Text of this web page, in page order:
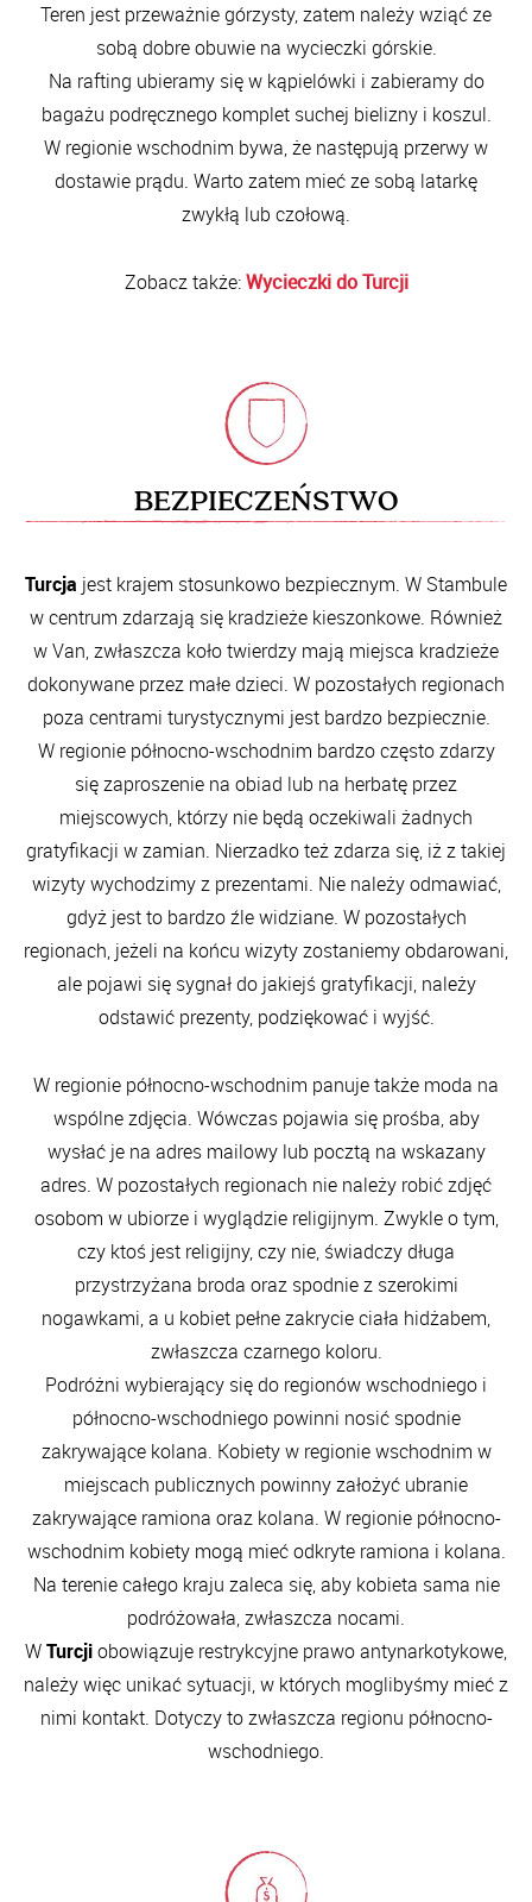
Teren jest przeważnie górzysty, zatem należy wziąć ze
sobą dobre obuwie na wycieczki górskie.
Na rafting ubieramy się w kąpielówki i zabieramy do
bagażu podręcznego komplet suchej bielizny i koszul.
W regionie wschodnim bywa, że następują przerwy w
dostawie prądu. Warto zatem mieć ze sobą latarkę
zwykłą lub czołową.
Zobacz także:Wycieczki do Turcji
BEZPIECZEŃSTWO
Turcja jest krajem stosunkowo bezpiecznym. W Stambule
w centrum zdarzają się kradzieże kieszonkowe. Również
w Van, zwłaszcza koło twierdzy mają miejsca kradzieże
dokonywane przez małe dzieci. W pozostałych regionach
poza centrami turystycznymi jest bardzo bezpiecznie.
W regionie północno-wschodnim bardzo często zdarzy
się zaproszenie na obiad lub na herbatę przez
miejscowych, którzy nie będą oczekiwali żadnych
gratyfikacji w zamian. Nierzadko też zdarza się, iż z takiej
wizyty wychodzimy z prezentami. Nie należy odmawiać,
gdyż jest to bardzo źle widziane. W pozostałych
regionach, jeżeli na końcu wizyty zostaniemy obdarowani,
ale pojawi się sygnał do jakiejś gratyfikacji, należy
odstawić prezenty, podziękować i wyjść.
W regionie północno-wschodnim panuje także moda na
wspólne zdjęcia. Wówczas pojawia się prośba, aby
wysłać je na adres mailowy lub pocztą na wskazany
adres. W pozostałych regionach nie należy robić zdjęć
osobom w ubiorze i wyglądzie religijnym. Zwykle o tym,
czy ktoś jest religijny, czy nie, świadczy długa
przystrzyżana broda oraz spodnie z szerokimi
nogawkami, a u kobiet pełne zakrycie ciała hidżabem,
zwłaszcza czarnego koloru.
Podróżni wybierający się do regionów wschodniego i
północno-wschodniego powinni nosić spodnie
zakrywające kolana. Kobiety w regionie wschodnim w
miejscach publicznych powinny założyć ubranie
zakrywające ramiona oraz kolana. W regionie północno-
wschodnim kobiety mogą mieć odkryte ramiona i kolana.
Na terenie całego kraju zaleca się, aby kobieta sama nie
podróżowała, zwłaszcza nocami.
WTurcjiobowiązuje restrykcyjne prawo antynarkotykowe,
należy więc unikać sytuacji, w których moglibyśmy mieć z
nimi kontakt. Dotyczy to zwłaszcza regionu północno-
wschodniego.